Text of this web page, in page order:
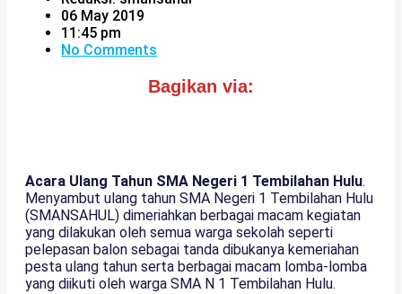
06 May 2019
11:45 pm
No Comments
Bagikan via:
Acara Ulang Tahun SMA Negeri 1 Tembilahan Hulu.
Menyambut ulang tahun SMA Negeri 1 Tembilahan Hulu
(SMANSAHUL) dimeriahkan berbagai macam kegiatan
yang dilakukan oleh semua warga sekolah seperti
pelepasan balon sebagai tanda dibukanya kemeriahan
pesta ulang tahun serta berbagai macam lomba-lomba
yang diikuti oleh warga SMA N 1 Tembilahan Hulu.